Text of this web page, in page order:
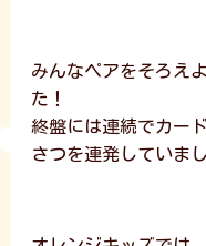
みんなペアをそろえ
た！
終盤には連続でカー
さつを連発していま